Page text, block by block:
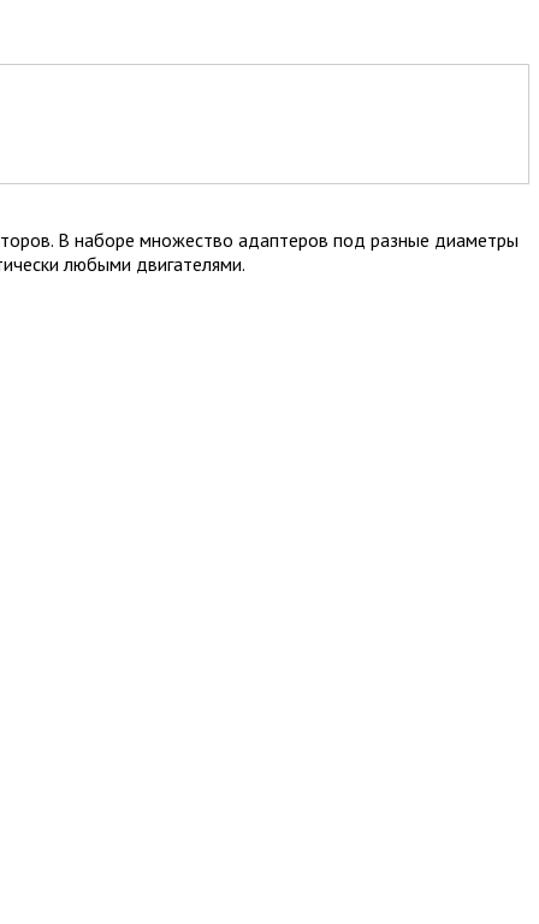
В наборе множество адаптеров под разные диаметры
любыми двигателями.